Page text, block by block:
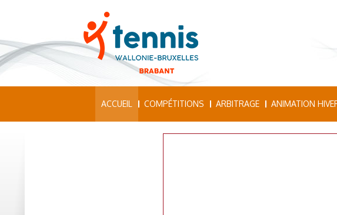
ACCUEIL COMPÉTITIONS ARBITRAGE ANIMATION